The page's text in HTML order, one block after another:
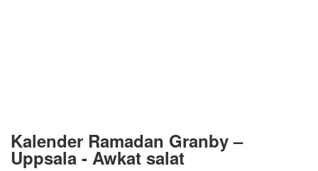
Kalender Ramadan Granby –
Uppsala - Awkat salat